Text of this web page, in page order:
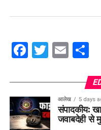
Facebook
Twitter
Email
आलेख 5 days
संपादकीय:
जवाबदेही से